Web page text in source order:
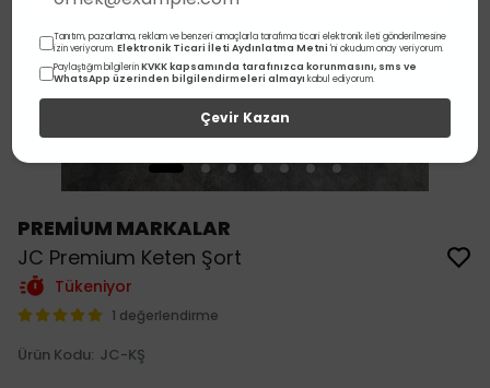
PREMİUM MARKALAR
JC Premium Keten Şort
Tükeniyor
1 değerlendirme
Ürün Kodu: JC-KŞ
Tanıtım, pazarlama, reklam ve benzeri amaçlarla tarafıma ticari elektronik ileti gönderilmesine
izin veriyorum.Elektronik Ticari İleti Aydınlatma Metni 'ni okudum onay veriyorum.
Paylaştığım bilgilerinKVKK kapsamında tarafınızca korunmasını, sms ve
WhatsApp üzerinden bilgilendirmeleri almayı kabul ediyorum.
Çevir Kazan